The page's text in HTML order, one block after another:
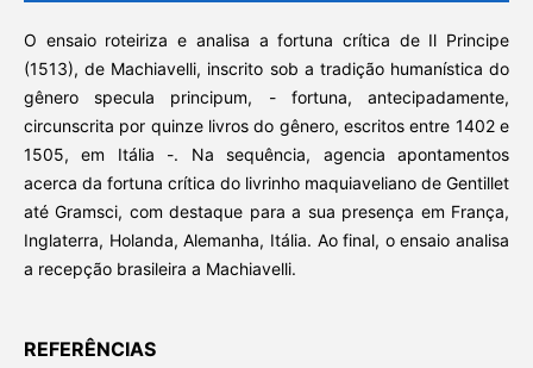
O ensaio roteiriza e analisa a fortuna crítica de Il Principe
(1513), de Machiavelli, inscrito sob a tradição humanística do
gênero specula principum, - fortuna, antecipadamente,
circunscrita por quinze livros do gênero, escritos entre 1402 e
1505, em Itália -. Na sequência, agencia apontamentos
acerca da fortuna crítica do livrinho maquiaveliano de Gentillet
até Gramsci, com destaque para a sua presença em França,
Inglaterra, Holanda, Alemanha, Itália. Ao final, o ensaio analisa
a recepção brasileira a Machiavelli.
REFERÊNCIAS